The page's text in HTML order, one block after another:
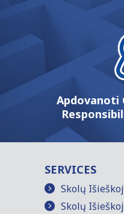
Apdovanoti
SERVICES
Skolų
Skolų